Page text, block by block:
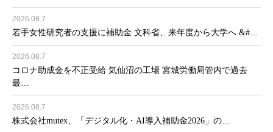
2026.08.7
若手女性研究者の支援に補助金 文科省、来年度から大学へ &#…
2026.08.7
コロナ助成金を不正受給 気仙沼の工場 宮城労働局管内で過去
最…
2026.08.7
株式会社mutex、「デジタル化・AI導入補助金2026」の…